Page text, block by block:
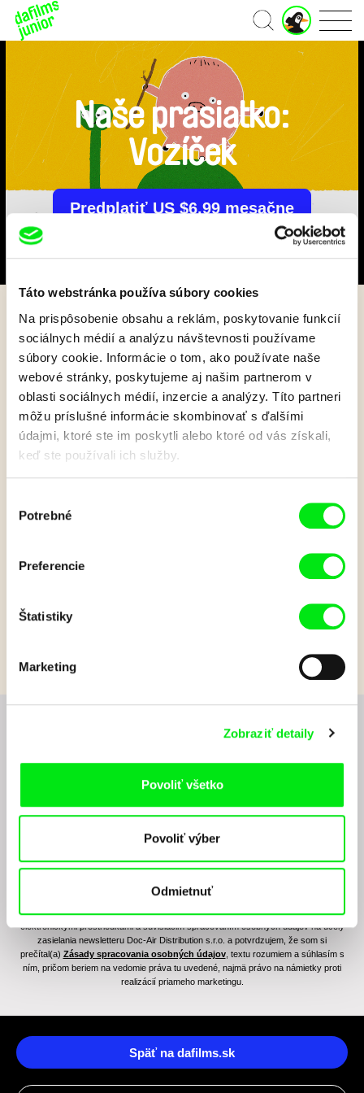
Táto webstránka používa súbory cookies
Na prispôsobenie obsahu a reklám, poskytovanie funkcií
sociálnych médií a analýzu návštevnosti používame
súbory cookie. Informácie o tom, ako používate naše
webové stránky, poskytujeme aj našim partnerom v
oblasti sociálnych médií, inzercie a analýzy. Títo partneri
môžu príslušné informácie skombinovať s ďalšími
údajmi, ktoré ste im poskytli alebo ktoré od vás získali,
keď ste používali ich služby.
súhlasu
Potrebné
Preferencie
Štatistiky
Marketing
Zobraziť detaily
Povoliť všetko
Povoliť výber
Odmietnuť
Domov
J
u
e
t
Naše prasiatko:
Vozíček
Predplatiť US $6.99 mesačne
Späť
Naše prasiatko: Vozíček
Naše prasiatko objavuje svet po krôčikoch – pridajte sa, je to
Film bohužiaľ nie je k dispozícii :(
k dispozícií.
Chcete byť pravidelne informovaní o novinkách v
Odoslaním registrácie k Newsletteru súhlasím so zasielaním obchodných oznámení
elektronickými prostriedkami a súvisiacim spracovaním osobných údajov na účely
zasielania newsletteru Doc-Air Distribution s.r.o. a potvrdzujem, že som si
prečítal(a) Zásady spracovania osobných údajov, textu rozumiem a súhlasím s
ním, pričom beriem na vedomie práva tu uvedené, najmä právo na námietky proti
realizácií priameho marketingu.
Späť na dafilms.sk